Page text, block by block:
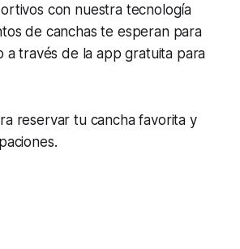
con nuestra tecnología
de canchas te esperan para
a través de la app gratuita para
reservar tu cancha favorita y